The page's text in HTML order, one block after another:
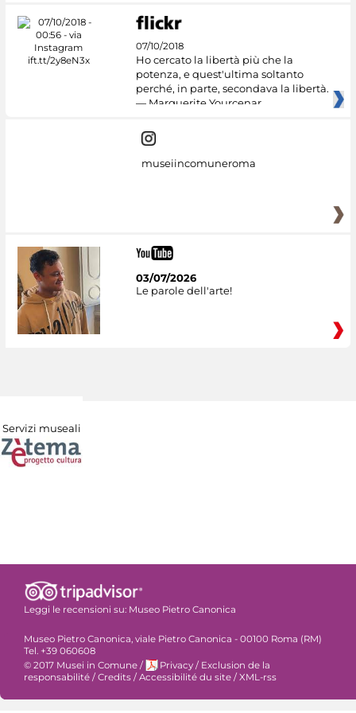
07/10/2018
Ho cercato la libertà più che la
potenza, e quest'ultima soltanto
perché, in parte, secondava la libertà.
— Marguerite Yourcenar
museiincomuneroma
03/07/2026
Le parole dell'arte!
Servizi museali
Leggi le recensioni su: Museo Pietro Canonica
Museo Pietro Canonica, viale Pietro Canonica - 00100 Roma (RM)
Tel. +39 060608
© 2017 Musei in Comune / Privacy / Exclusion de la
responsabilité /Credits /Accessibilité du site /XML-rss